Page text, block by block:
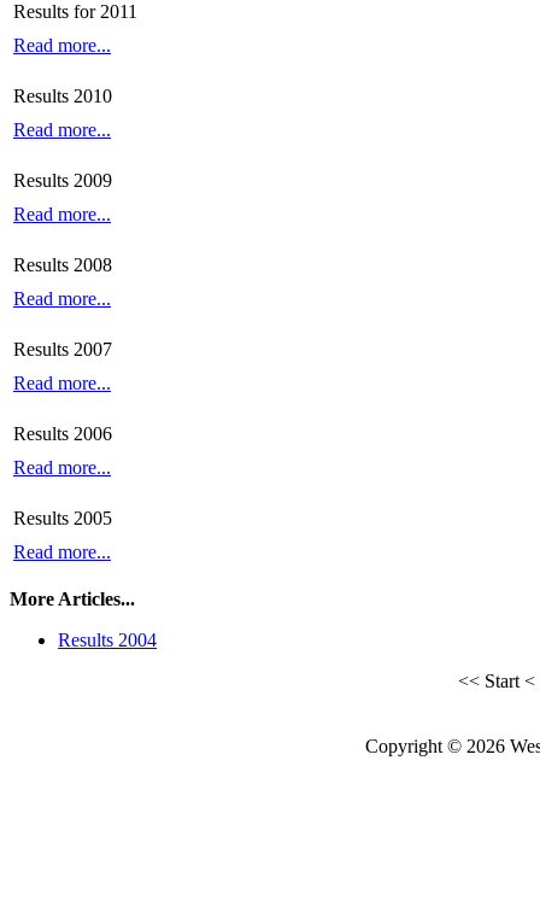
Results for 2011
Read more...
Results 2010
Read more...
Results 2009
Read more...
Results 2008
Read more...
Results 2007
Read more...
Results 2006
Read more...
Results 2005
Read more...
More Articles...
Results 2004
<< Start<
Copyright © 2026